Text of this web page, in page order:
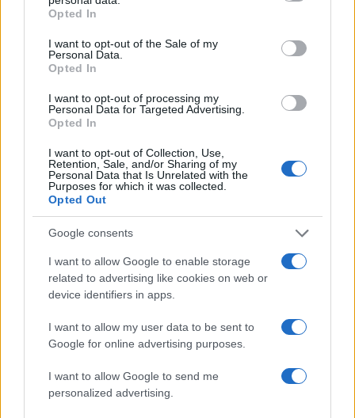
grant or deny consent to Google and its third-party tags to
use your data for below specified purposes in below Google
consent section.
Opted In
I want to opt-out of the Sale of my
Personal Data.
Opted In
I want to opt-out of processing my
Personal Data for Targeted Advertising.
Opted In
I want to opt-out of Collection, Use,
Retention, Sale, and/or Sharing of my
Personal Data that Is Unrelated with the
Purposes for which it was collected.
Opted Out
Google consents
I want to allow Google to enable storage
related to advertising like cookies on web or
device identifiers in apps.
I want to allow my user data to be sent to
Google for online advertising purposes.
I want to allow Google to send me
personalized advertising.
C3 Turbo 100hp Manual YOU 16.900€
C3 Electric 113hp Urban Range PLUS 17.900€
C3 Aircross Turbo 100hp Manual YOU 18.500€
C3 Aircross Hybrid 145 Automatic PLUS
C3 Aircross Electric Extended Range YOU
C5 Aircross Hybrid 145hp Automatic YOU